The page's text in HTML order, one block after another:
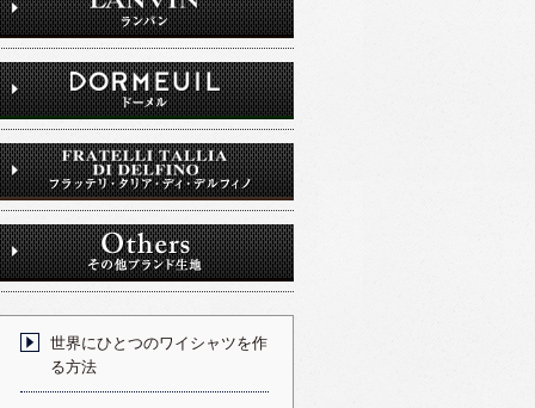
世界にひとつのワイシャツを作
る方法